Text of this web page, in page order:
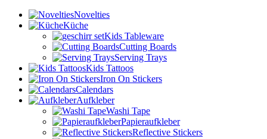
Novelties
Küche
Kids Tableware
Cutting Boards
Serving Trays
Kids Tattoos
Iron On Stickers
Calendars
Aufkleber
Washi Tape
Papieraufkleber
Reflective Stickers